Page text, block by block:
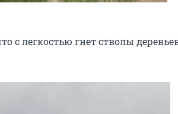
с легкостью гнет стволы